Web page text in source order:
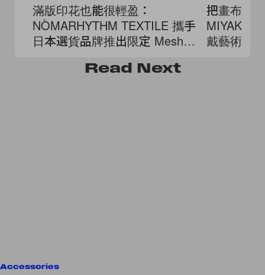
滿版印花也能很輕盈：
NÒMARHYTHM TEXTILE 攜手
日本選貨品牌推出限定 Mesh
把畫布翻
MIYAKE
戴藝術！
Read Next
Accessories